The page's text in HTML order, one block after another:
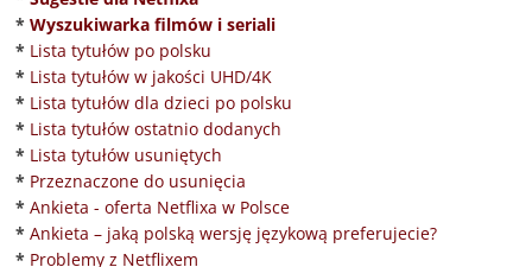
* Wyszukiwarka filmów i seriali
* Lista tytułów po polsku
* Lista tytułów w jakości UHD/4K
* Lista tytułów dla dzieci po polsku
* Lista tytułów ostatnio dodanych
* Lista tytułów usuniętych
* Przeznaczone do usunięcia
* Ankieta - oferta Netflixa w Polsce
* Ankieta – jaką polską wersję językową preferujecie?
* Problemy z Netflixem